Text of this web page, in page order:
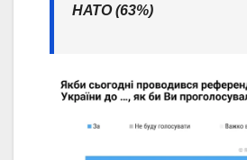
НАТО (63%)